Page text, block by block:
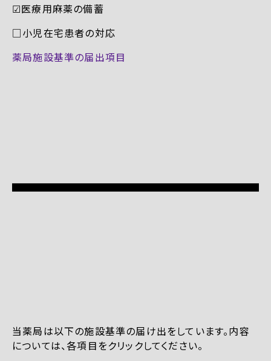
☑︎医療用麻薬の備蓄
□小児在宅患者の対応
薬局施設基準の届出項目
当薬局は以下の施設基準の届け出をしています。内容
については、各項目をクリックしてください。